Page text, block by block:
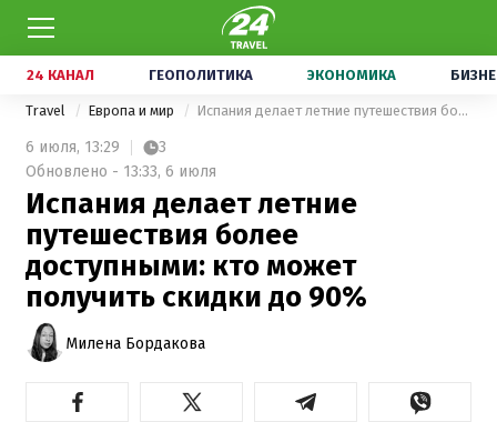
24 КАНАЛ ГЕОПОЛИТИКА ЭКОНОМИКА
Travel Европа и мир Испания делает летние путешествия более доступными: кто может получить скидки до 90%
6 июля, 13:29
3
Обновлено - 13:33, 6 июля
Испания делает летние
путешествия более
доступными: кто может
получить скидки до 90%
Милена Бордакова